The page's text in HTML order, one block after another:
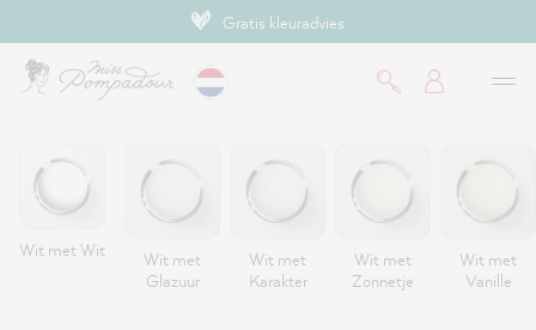
Gratis kleuradvies
Wit met Wit
Wit met
Glazuur
Wit met
Karakter
Wit met
Zonnetje
Wit met
Vanille